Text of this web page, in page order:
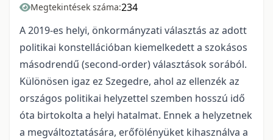
Megtekintések száma:234
A 2019-es helyi, önkormányzati választás az adott
politikai konstellációban kiemelkedett a szokásos
másodrendű (second-order) választások sorából.
Különösen igaz ez Szegedre, ahol az ellenzék az
országos politikai helyzettel szemben hosszú idő
óta birtokolta a helyi hatalmat. Ennek a helyzetnek
a megváltoztatására, erőfölényüket kihasználva a